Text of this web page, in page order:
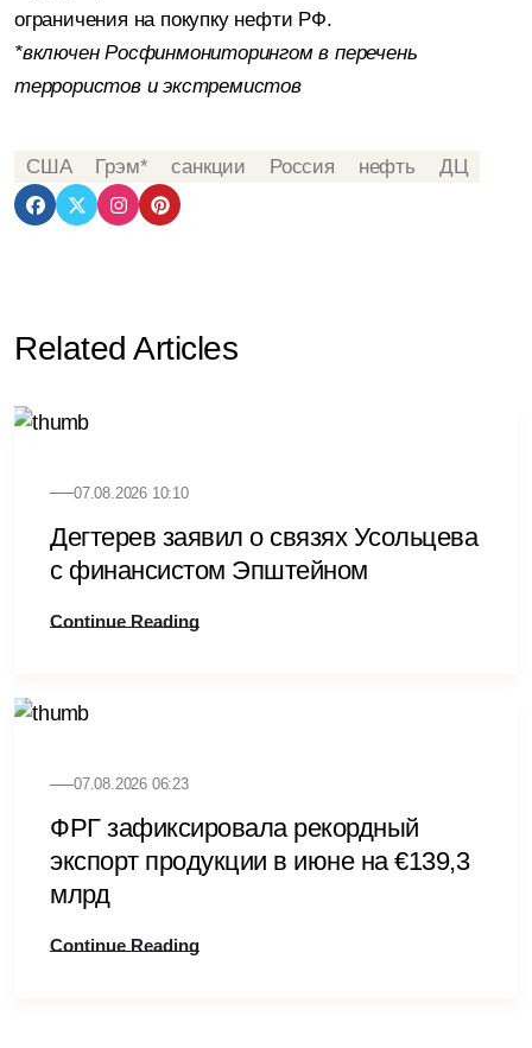
ограничения на покупку нефти РФ.
*включен Росфинмониторингом в перечень
террористов и экстремистов
США Грэм* санкции Россия нефть ДЦ
Related Articles
07.08.2026 10:10
Дегтерев заявил о связях Усольцева
с финансистом Эпштейном
Continue Reading
07.08.2026 06:23
ФРГ зафиксировала рекордный
экспорт продукции в июне на €139,3
млрд
Continue Reading